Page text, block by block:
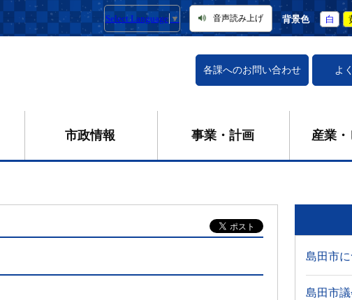
Select Language ▼ 音声読み上げ 背景色 白
各課へのお問い合わせ よ
市政情報 事業・計画 産業
島田市
島田市議